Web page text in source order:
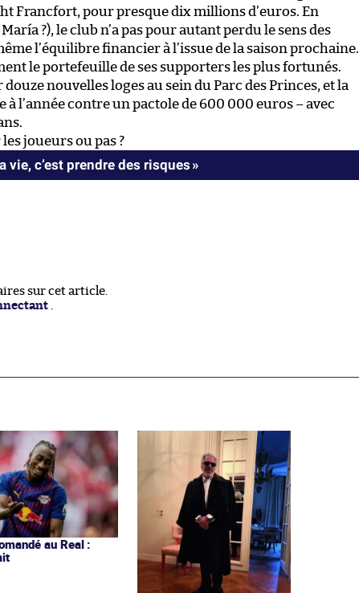
Francfort, pour presque dix millions d’euros. En
?), le club n’a pas pour autant perdu le sens des
l’équilibre financier à l’issue de la saison prochaine.
le portefeuille de ses supporters les plus fortunés.
douze nouvelles loges au sein du Parc des Princes, et la
à l’année contre un pactole de 600 000 euros – avec
joueurs ou pas ?
vie, c’est prendre des risques »
sur cet article.
.
au Real :